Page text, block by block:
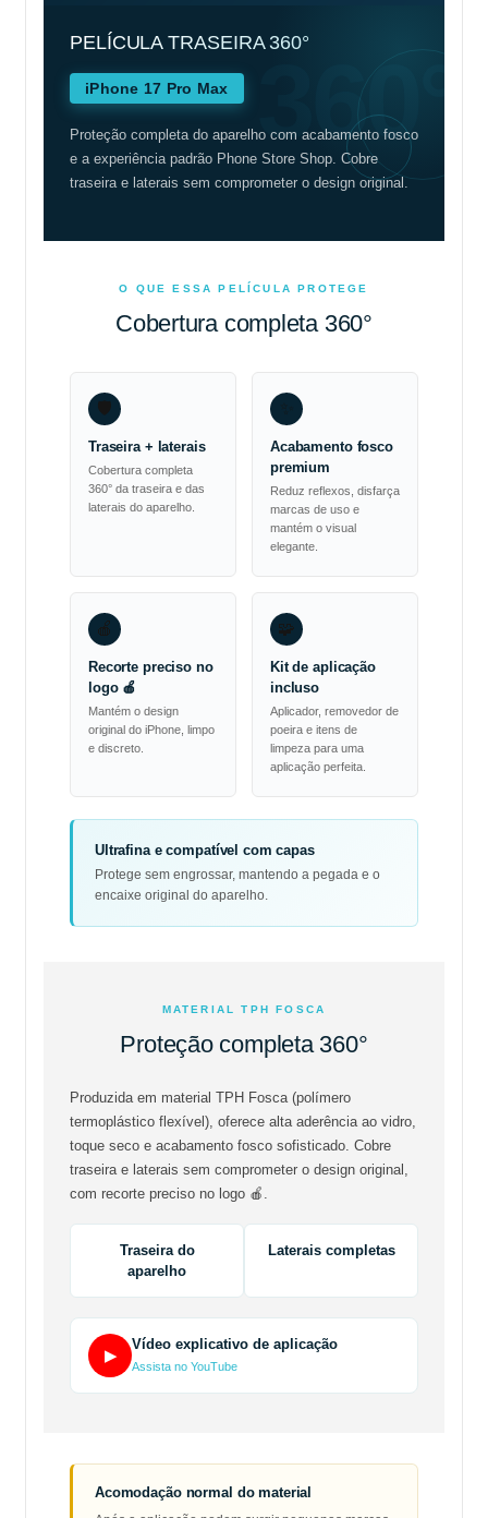
360°
PELÍCULA TRASEIRA 360°
iPhone 17 Pro Max
Proteção completa do aparelho com acabamento fosco
e a experiência padrão Phone Store Shop. Cobre
traseira e laterais sem comprometer o design original.
O QUE ESSA PELÍCULA PROTEGE
Cobertura completa 360°
🛡️
Traseira + laterais
Cobertura completa
360° da traseira e das
laterais do aparelho.
Acabamento fosco
premium
Reduz reflexos, disfarça
marcas de uso e
mantém o visual
elegante.
🍎
Recorte preciso no
logo 🍎
Mantém o design
original do iPhone, limpo
e discreto.
🧩
Kit de aplicação
incluso
Aplicador, removedor de
poeira e itens de
limpeza para uma
aplicação perfeita.
Ultrafina e compatível com capas
Protege sem engrossar, mantendo a pegada e o
encaixe original do aparelho.
MATERIAL TPH FOSCA
Proteção completa 360°
Produzida em material TPH Fosca (polímero
termoplástico flexível), oferece alta aderência ao vidro,
toque seco e acabamento fosco sofisticado. Cobre
traseira e laterais sem comprometer o design original,
com recorte preciso no logo 🍎.
Traseira do
aparelho
Laterais completas
▶
Vídeo explicativo de aplicação
Assista no YouTube
Acomodação normal do material